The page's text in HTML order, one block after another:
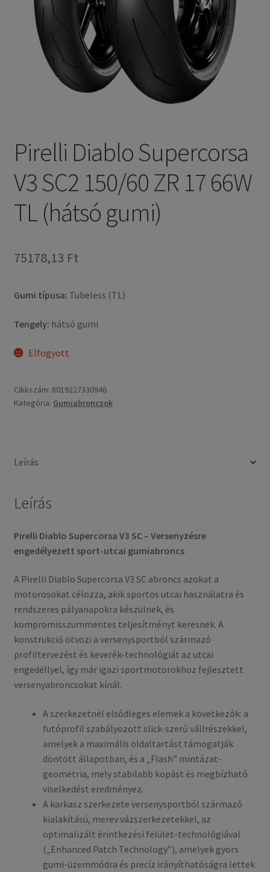
Pirelli Diablo Supercorsa
V3 SC2 150/60 ZR 17 66W
TL (hátsó gumi)
75178,13 Ft
Gumi típusa: Tubeless (TL)
Tengely: hátsó gumi
Elfogyott
Cikkszám: 8019227330946
Kategória: Gumiabroncsok
Leírás
Leírás
Pirelli Diablo Supercorsa V3 SC – Versenyzésre
engedélyezett sport-utcai gumiabroncs
A Pirelli Diablo Supercorsa V3 SC abroncs azokat a
motorosokat célozza, akik sportos utcai használatra és
rendszeres pályanapokra készülnek, és
kompromisszummentes teljesítményt keresnek. A
konstrukció ötvözi a versenysportból származó
profiltervezést és keverék-technológiát az utcai
engedéllyel, így már igazi sportmotorokhoz fejlesztett
versenyabroncsokat kínál.
A szerkezetnél elsődleges elemek a következők: a
futóprofil szabályozott slick-szerű vállrészekkel,
amelyek a maximális oldaltartást támogatják
döntött állapotban, és a „Flash” mintázat-
geometria, mely stabilabb kopást és megbízható
viselkedést eredményez.
A karkasz szerkezete versenysportból származó
kialakítású, merev vázszerkezetekkel, az
optimalizált érintkezési felület-technológiával
(„Enhanced Patch Technology”), amelyek gyors
gumi-üzemmódra és precíz irányíthatóságra lettek